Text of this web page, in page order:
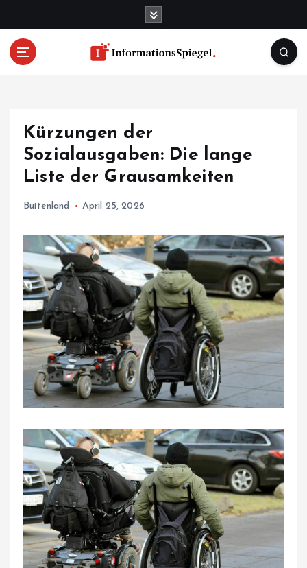
Kürzungen der
Sozialausgaben: Die lange
Liste der Grausamkeiten
Buitenland April 25, 2026